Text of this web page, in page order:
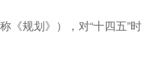
《规划》），对“十四五”时